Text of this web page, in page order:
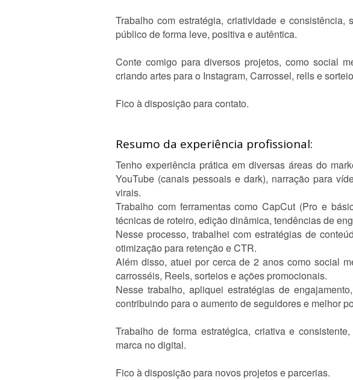
Trabalho com estratégia, criatividade e
público de forma leve, positiva e autêntica.
Conte comigo para diversos projetos, como social
criando artes para o Instagram, Carrossel, rells e
Fico à disposição para contato.
Resumo da experiência profissional:
Tenho experiência prática em diversas áreas do
YouTube (canais pessoais e dark), narração para
virais.
Trabalho com ferramentas como CapCut (Pro e
técnicas de roteiro, edição dinâmica, tendências de
Nesse processo, trabalhei com estratégias de
otimização para retenção e CTR.
Além disso, atuei por cerca de 2 anos como social
carrosséis, Reels, sorteios e ações promocionais.
Nesse trabalho, apliquei estratégias de
contribuindo para o aumento de seguidores e melhor
Trabalho de forma estratégica, criativa e
marca no digital.
Fico à disposição para novos projetos e parcerias.